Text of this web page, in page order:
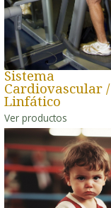
Sistema
Cardiovascular /
Linfático
Ver productos